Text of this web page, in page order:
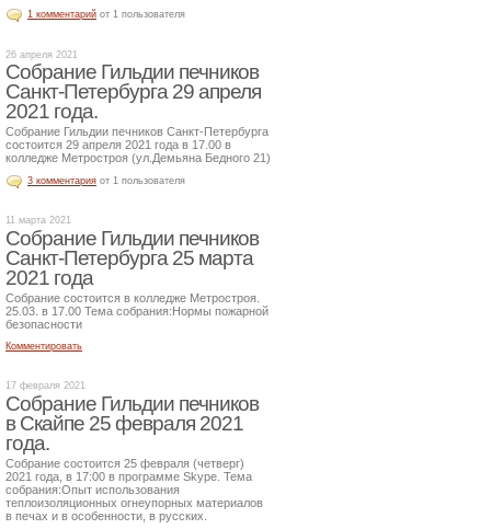
1 комментарий от 1 пользователя
26 апреля 2021
Собрание Гильдии печников
Санкт-Петербурга 29 апреля
2021 года.
Собрание Гильдии печников Санкт-Петербурга
состоится 29 апреля 2021 года в 17.00 в
колледже Метростроя (ул.Демьяна Бедного 21)
3 комментария от 1 пользователя
11 марта 2021
Собрание Гильдии печников
Санкт-Петербурга 25 марта
2021 года
Собрание состоится в колледже Метростроя.
25.03. в 17.00 Тема собрания:Нормы пожарной
безопасности
Комментировать
17 февраля 2021
Собрание Гильдии печников
в Скайпе 25 февраля 2021
года.
Собрание состоится 25 февраля (четверг)
2021 года, в 17:00 в программе Skype. Тема
собрания:Опыт использования
теплоизоляционных огнеупорных материалов
в печах и в особенности, в русских.